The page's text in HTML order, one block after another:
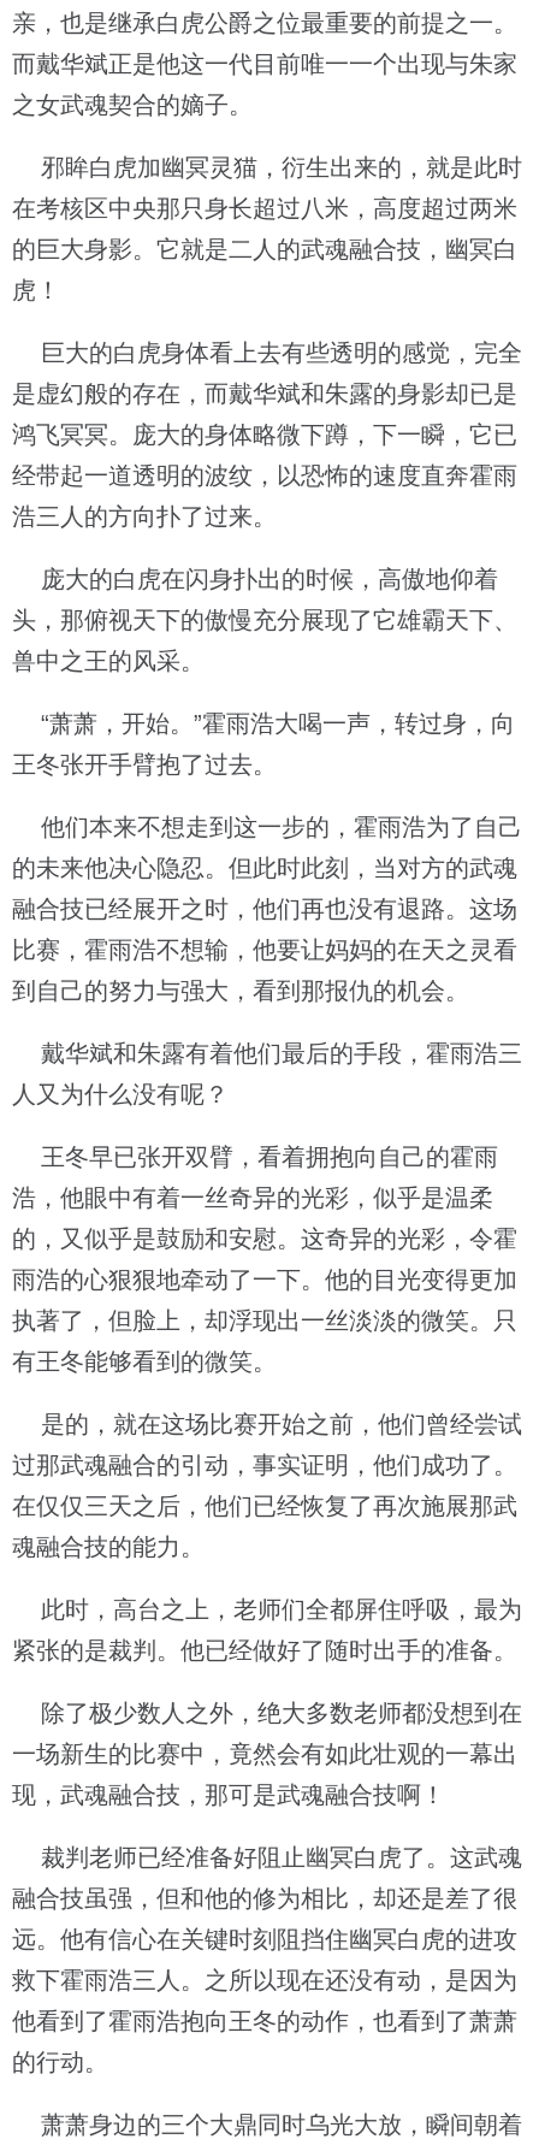
亲，也是继承白虎公爵之位最重要的前提之一。
而戴华斌正是他这一代目前唯一一个出现与朱家
之女武魂契合的嫡子。
邪眸白虎加幽冥灵猫，衍生出来的，就是此时
在考核区中央那只身长超过八米，高度超过两米
的巨大身影。它就是二人的武魂融合技，幽冥白
虎！
巨大的白虎身体看上去有些透明的感觉，完全
是虚幻般的存在，而戴华斌和朱露的身影却已是
鸿飞冥冥。庞大的身体略微下蹲，下一瞬，它已
经带起一道透明的波纹，以恐怖的速度直奔霍雨
浩三人的方向扑了过来。
庞大的白虎在闪身扑出的时候，高傲地仰着
头，那俯视天下的傲慢充分展现了它雄霸天下、
兽中之王的风采。
“萧萧，开始。”霍雨浩大喝一声，转过身，向
王冬张开手臂抱了过去。
他们本来不想走到这一步的，霍雨浩为了自己
的未来他决心隐忍。但此时此刻，当对方的武魂
融合技已经展开之时，他们再也没有退路。这场
比赛，霍雨浩不想输，他要让妈妈的在天之灵看
到自己的努力与强大，看到那报仇的机会。
戴华斌和朱露有着他们最后的手段，霍雨浩三
人又为什么没有呢？
王冬早已张开双臂，看着拥抱向自己的霍雨
浩，他眼中有着一丝奇异的光彩，似乎是温柔
的，又似乎是鼓励和安慰。这奇异的光彩，令霍
雨浩的心狠狠地牵动了一下。他的目光变得更加
执著了，但脸上，却浮现出一丝淡淡的微笑。只
有王冬能够看到的微笑。
是的，就在这场比赛开始之前，他们曾经尝试
过那武魂融合的引动，事实证明，他们成功了。
在仅仅三天之后，他们已经恢复了再次施展那武
魂融合技的能力。
此时，高台之上，老师们全都屏住呼吸，最为
紧张的是裁判。他已经做好了随时出手的准备。
除了极少数人之外，绝大多数老师都没想到在
一场新生的比赛中，竟然会有如此壮观的一幕出
现，武魂融合技，那可是武魂融合技啊！
裁判老师已经准备好阻止幽冥白虎了。这武魂
融合技虽强，但和他的修为相比，却还是差了很
远。他有信心在关键时刻阻挡住幽冥白虎的进攻
救下霍雨浩三人。之所以现在还没有动，是因为
他看到了霍雨浩抱向王冬的动作，也看到了萧萧
的行动。
萧萧身边的三个大鼎同时乌光大放，瞬间朝着